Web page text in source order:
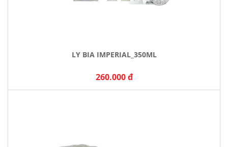
LY BIA IMPERIAL_350ML
260.000 đ